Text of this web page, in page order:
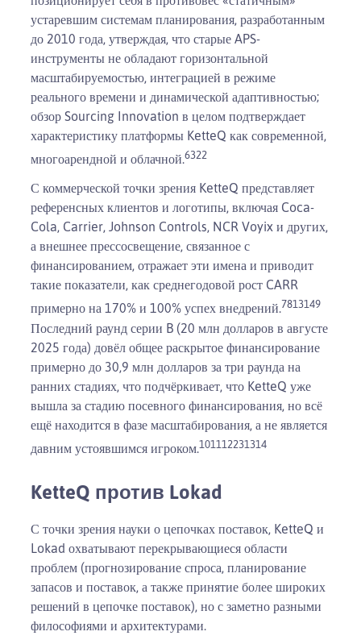
устаревшим системам планирования, разработанным
до 2010 года, утверждая, что старые APS-
инструменты не обладают горизонтальной
масштабируемостью, интеграцией в режиме
реального времени и динамической адаптивностью;
обзор Sourcing Innovation в целом подтверждает
характеристику платформы KetteQ как современной,
многоарендной и облачной.6322
С коммерческой точки зрения KetteQ представляет
референсных клиентов и логотипы, включая Coca-
Cola, Carrier, Johnson Controls, NCR Voyix и других,
а внешнее прессосвещение, связанное с
финансированием, отражает эти имена и приводит
такие показатели, как среднегодовой рост CARR
примерно на 170% и 100% успех внедрений.7813149
Последний раунд серии B (20 млн долларов в августе
2025 года) довёл общее раскрытое финансирование
примерно до 30,9 млн долларов за три раунда на
ранних стадиях, что подчёркивает, что KetteQ уже
вышла за стадию посевного финансирования, но всё
ещё находится в фазе масштабирования, а не является
давним устоявшимся игроком.101112231314
KetteQ против Lokad
С точки зрения науки о цепочках поставок, KetteQ и
Lokad охватывают перекрывающиеся области
проблем (прогнозирование спроса, планирование
запасов и поставок, а также принятие более широких
решений в цепочке поставок), но с заметно разными
философиями и архитектурами.